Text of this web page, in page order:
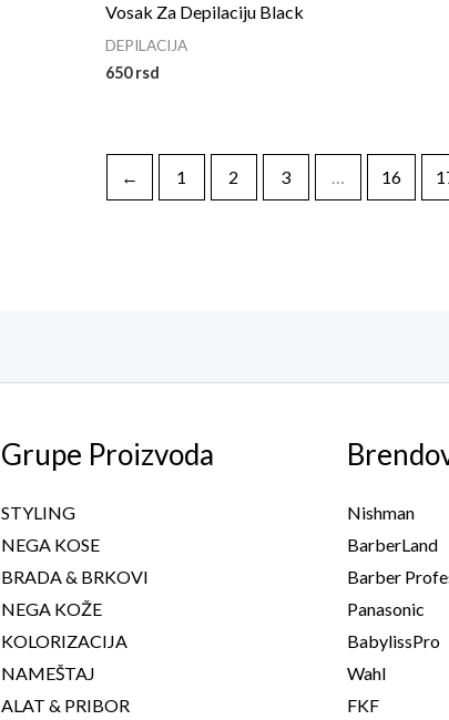
Vosak Za Depilaciju Black
DEPILACIJA
650rsd
← 1 2 3 … 16
Grupe Proizvoda
STYLING
NEGA KOSE
BRADA & BRKOVI
NEGA KOŽE
KOLORIZACIJA
NAMEŠTAJ
ALAT & PRIBOR
Nishman
BarberLand
Barber
Panasonic
BabylissPro
Wahl
FKF